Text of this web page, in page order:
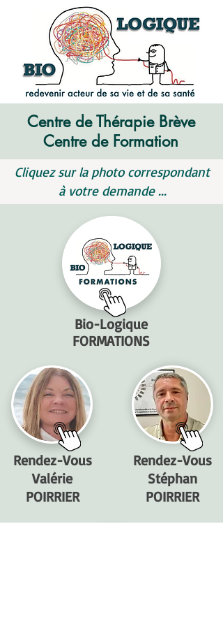
Centre de Thérapie Brève
Centre de Formation
Cliquez sur la photo correspondant
à votre demande ...
Bio-Logique
FORMATIONS
Rendez-Vous
Valérie
POIRRIER
Rendez-Vous
Stéphan
POIRRIER